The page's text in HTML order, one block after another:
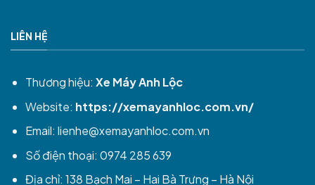
LIÊN HỆ
Thương hiệu: Xe Máy Anh Lộc
Website: https://xemayanhloc.com.vn/
Email: lienhe@xemayanhloc.com.vn
Số điện thoại: 0974 285 639
Địa chỉ: 138 Bạch Mai – Hai Bà Trưng – Hà Nội